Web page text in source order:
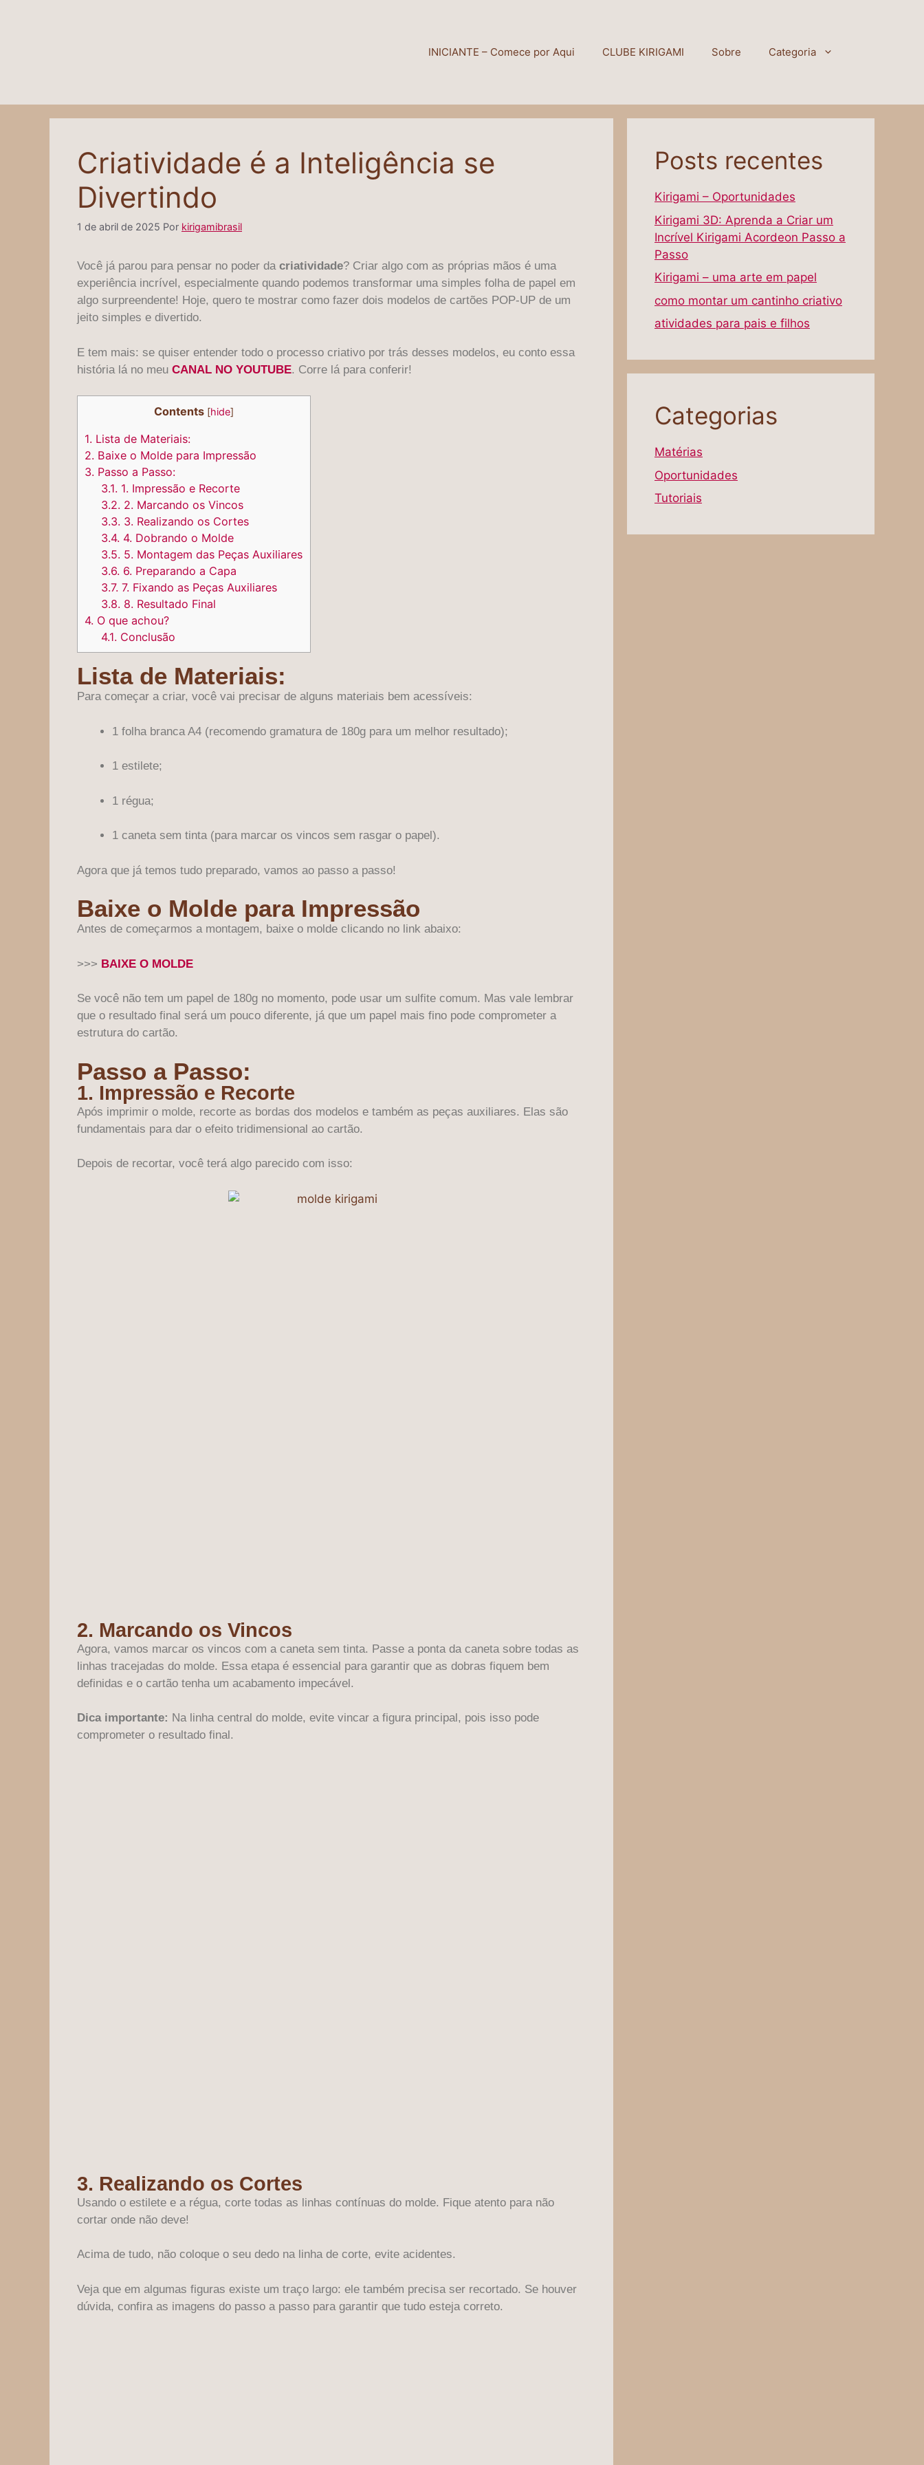
INICIANTE – Comece por Aqui CLUBE KIRIGAMI Sobre Categoria
Criatividade é a Inteligência se
Divertindo
1 de abril de 2025 Por kirigamibrasil
Você já parou para pensar no poder da criatividade? Criar algo com as próprias mãos é uma
experiência incrível, especialmente quando podemos transformar uma simples folha de papel em
algo surpreendente! Hoje, quero te mostrar como fazer dois modelos de cartões POP-UP de um
jeito simples e divertido.
E tem mais: se quiser entender todo o processo criativo por trás desses modelos, eu conto essa
história lá no meu CANAL NO YOUTUBE. Corre lá para conferir!
Contents [hide]
1. Lista de Materiais:
2. Baixe o Molde para Impressão
3. Passo a Passo:
3.1. 1. Impressão e Recorte
3.2. 2. Marcando os Vincos
3.3. 3. Realizando os Cortes
3.4. 4. Dobrando o Molde
3.5. 5. Montagem das Peças Auxiliares
3.6. 6. Preparando a Capa
3.7. 7. Fixando as Peças Auxiliares
3.8. 8. Resultado Final
4. O que achou?
4.1. Conclusão
Lista de Materiais:
Para começar a criar, você vai precisar de alguns materiais bem acessíveis:
1 folha branca A4 (recomendo gramatura de 180g para um melhor resultado);
1 estilete;
1 régua;
1 caneta sem tinta (para marcar os vincos sem rasgar o papel).
Agora que já temos tudo preparado, vamos ao passo a passo!
Baixe o Molde para Impressão
Antes de começarmos a montagem, baixe o molde clicando no link abaixo:
>>> BAIXE O MOLDE
Se você não tem um papel de 180g no momento, pode usar um sulfite comum. Mas vale lembrar
que o resultado final será um pouco diferente, já que um papel mais fino pode comprometer a
estrutura do cartão.
Passo a Passo:
1. Impressão e Recorte
Após imprimir o molde, recorte as bordas dos modelos e também as peças auxiliares. Elas são
fundamentais para dar o efeito tridimensional ao cartão.
Depois de recortar, você terá algo parecido com isso:
2. Marcando os Vincos
Agora, vamos marcar os vincos com a caneta sem tinta. Passe a ponta da caneta sobre todas as
linhas tracejadas do molde. Essa etapa é essencial para garantir que as dobras fiquem bem
definidas e o cartão tenha um acabamento impecável.
Dica importante: Na linha central do molde, evite vincar a figura principal, pois isso pode
comprometer o resultado final.
3. Realizando os Cortes
Usando o estilete e a régua, corte todas as linhas contínuas do molde. Fique atento para não
cortar onde não deve!
Acima de tudo, não coloque o seu dedo na linha de corte, evite acidentes.
Veja que em algumas figuras existe um traço largo: ele também precisa ser recortado. Se houver
dúvida, confira as imagens do passo a passo para garantir que tudo esteja correto.
Posts recentes
Kirigami – Oportunidades
Kirigami 3D: Aprenda a Criar um
Incrível Kirigami Acordeon Passo a
Passo
Kirigami – uma arte em papel
como montar um cantinho criativo
atividades para pais e filhos
Categorias
Matérias
Oportunidades
Tutoriais